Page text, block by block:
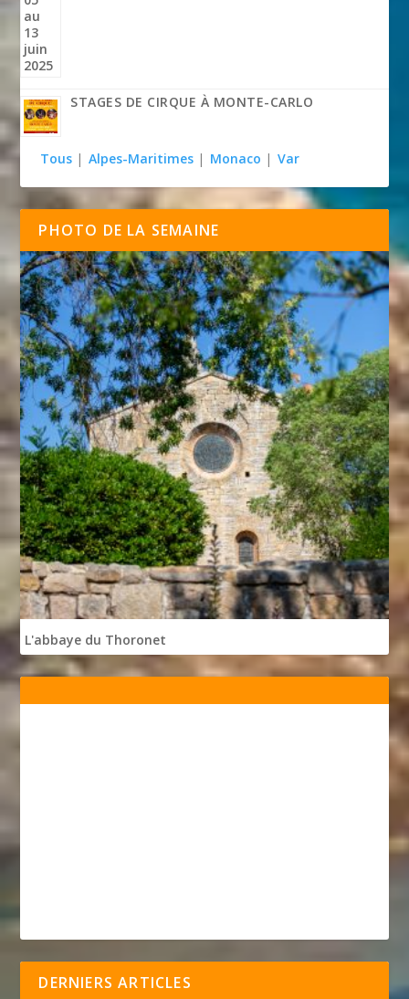
STAGES DE CIRQUE À MONTE-CARLO
Tous | Alpes-Maritimes | Monaco | Var
PHOTO DE LA SEMAINE
L'abbaye du Thoronet
DERNIERS ARTICLES